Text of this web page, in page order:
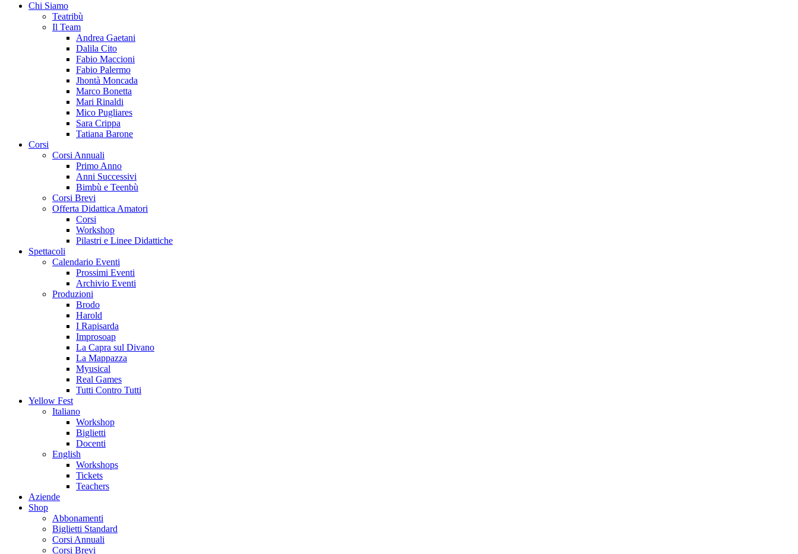
Chi Siamo
Teatribù
Il Team
Andrea Gaetani
Dalila Cito
Fabio Maccioni
Fabio Palermo
Jhontà Moncada
Marco Bonetta
Mari Rinaldi
Mico Pugliares
Sara Crippa
Tatiana Barone
Corsi
Corsi Annuali
Primo Anno
Anni Successivi
Bimbù e Teenbù
Corsi Brevi
Offerta Didattica Amatori
Corsi
Workshop
Pilastri e Linee Didattiche
Spettacoli
Calendario Eventi
Prossimi Eventi
Archivio Eventi
Produzioni
Brodo
Harold
I Rapisarda
Improsoap
La Capra sul Divano
La Mappazza
Myusical
Real Games
Tutti Contro Tutti
Yellow Fest
Italiano
Workshop
Biglietti
Docenti
English
Workshops
Tickets
Teachers
Aziende
Shop
Abbonamenti
Biglietti Standard
Corsi Annuali
Corsi Brevi